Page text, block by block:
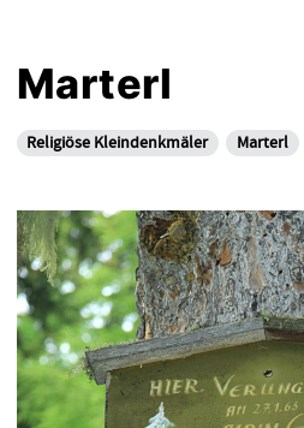
Marterl
Religiöse Kleindenkmäler Marterl